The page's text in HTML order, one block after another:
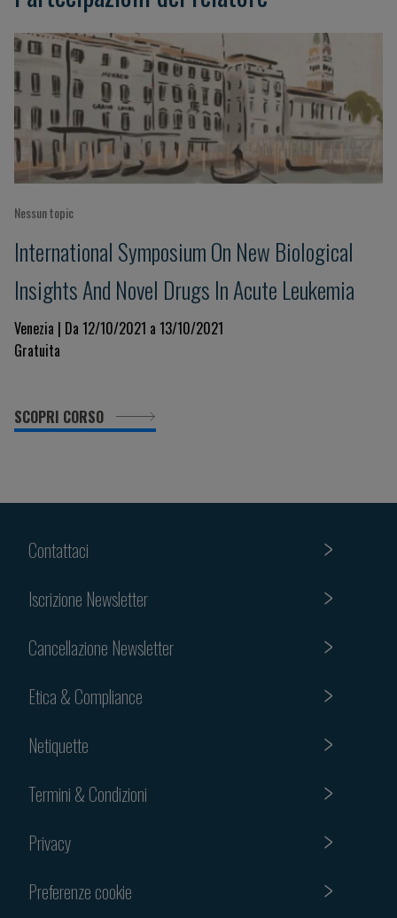
Nessun topic
International Symposium On New Biological
Insights And Novel Drugs In Acute Leukemia
Venezia | Da 12/10/2021 a 13/10/2021
Gratuita
SCOPRI CORSO
Contattaci
Iscrizione Newsletter
Cancellazione Newsletter
Etica & Compliance
Netiquette
Termini & Condizioni
Privacy
Preferenze cookie